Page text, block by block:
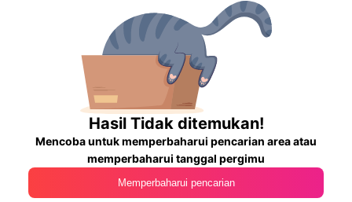
Hasil Tidak ditemukan!
Mencoba untuk memperbaharui pencarian area atau
memperbaharui tanggal pergimu
Memperbaharui pencarian